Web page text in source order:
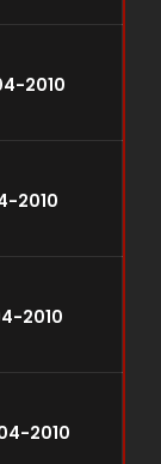
2010
2010
2010
2010